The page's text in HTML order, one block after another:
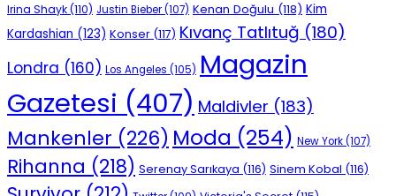
Irina Shayk(110) Justin Bieber(107) Kenan Doğulu (118) Kim
Kardashian (123) Konser (117) Kıvanç Tatlıtuğ (180)
Londra (160) Los Angeles (105) Magazin
Gazetesi (407) Maldivler (183)
Mankenler (226) Moda (254) New York(107)
Rihanna (218) Serenay Sarıkaya (116) Sinem Kobal (116)